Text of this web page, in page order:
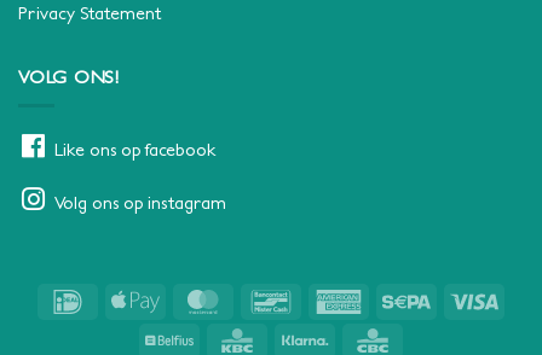
Privacy Statement
VOLG ONS!
Like ons op facebook
Volg ons op instagram
IDeal
Apple
MasterCardBancontact American
Express
Sepa
Belfius KBC Klarna